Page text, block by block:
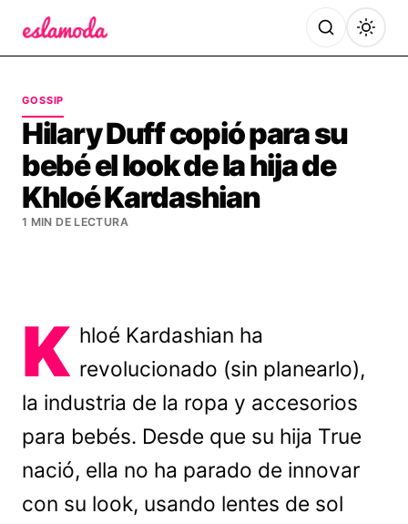
GOSSIP
Hilary Duff copió para su
bebé el look de la hija de
Khloé Kardashian
1 MIN DE LECTURA
K hloé Kardashian ha
revolucionado (sin planearlo),
la industria de la ropa y accesorios
para bebés. Desde que su hija True
nació, ella no ha parado de innovar
con su look, usando lentes de sol